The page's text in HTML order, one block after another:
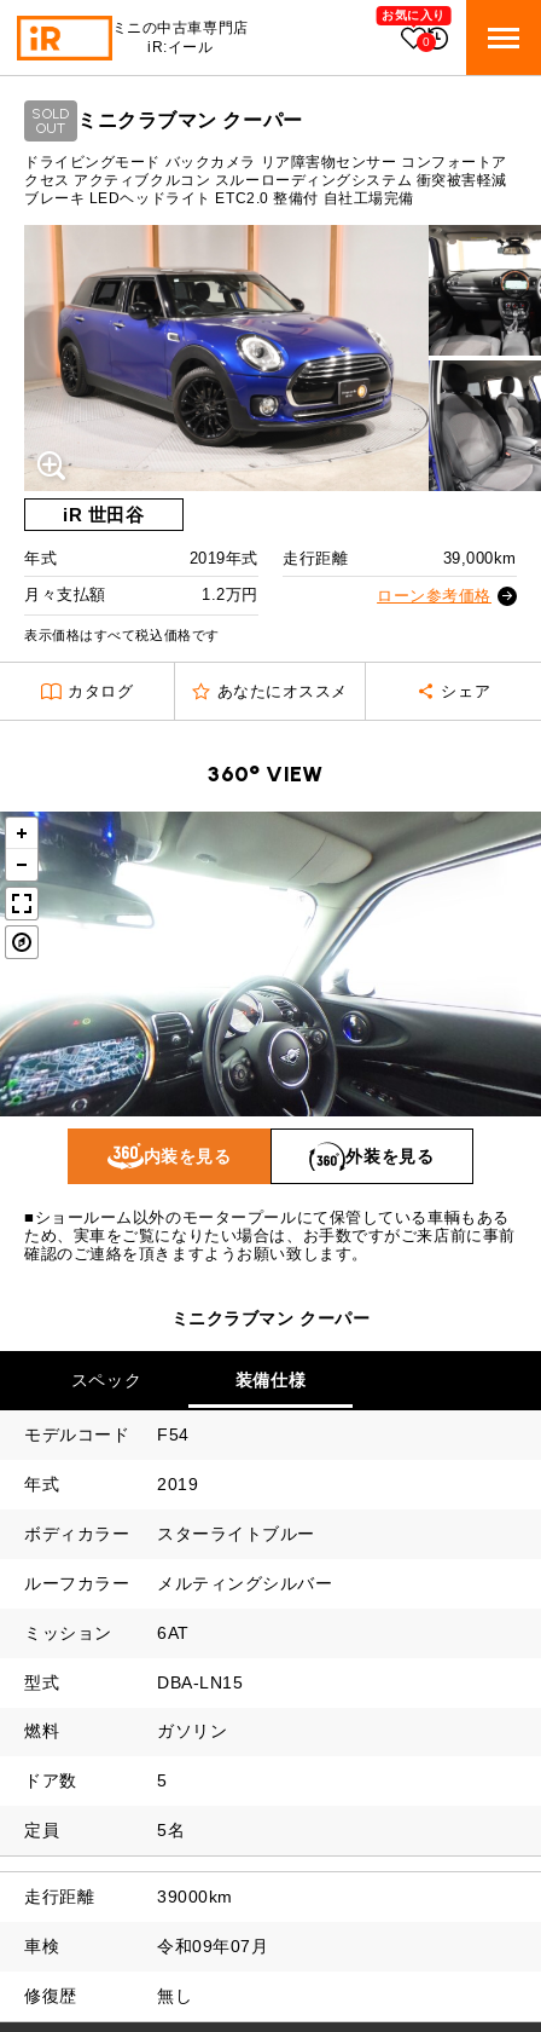
ミニの中古車専門店
iR:イール
お気に入り
0
BMW MINI BMWミニ 在庫検索
ROVER MINI ローバーミニ 在庫検索
TRADE 買取
TOP
iRの買取が他社よりも高い理由
必要書類
iRで愛車を売却されたお客様の声
BMWミニ買取査定依頼
ローバーミニ買取査定依頼
MAINTENANCE メンテナンス
TOP
BMWミニ メンテナンス
ローバーミニ メンテナンス
最近の修理実績
BLOG & MEDIA ブログ＆メディア
TOP
スタッフブログ
User's Voice 購入者様の声
Movie
MINI KNOWLEDGE ミニナレッジ
BMWミニナレッジ
ローバーミニナレッジ
ABOUT iR iRについて
会社概要
MAP
RECRUIT 採用情報
工場
お問い合わせ
BMW MINIサービス工場
iR TECH FACTORY
ROVER MINIサービス工場
iR MAKERS
TEL
MAP
買取
査定依頼
購入相談
営業時間
10:00～18:00
定休日
月曜日（祝日の場合は火曜日）
月々支払額
総支払額 247 万円
頭金 30 万円
支払回数 84 回
ボーナス支払回数/年 2 回
内訳
1回目
2回目以降 17,500 円
ボーナス月追加額 円
残価ローンの場合
総支払額 256.7 万円
頭金 30 万円
残価
支払回数
ボーナス支払回数/年
内訳
1回目 18,676 円
2回目以降 12,400
ボーナス月数 14 回
SOLD
OUT
ミニクラブマン クーパー
ドライビングモード バックカメラ リア障害物センサー コンフォートア
クセス アクティブクルコン スルーローディングシステム 衝突被害軽減
ブレーキ LEDヘッドライト ETC2.0 整備付 自社工場完備
iR 世田谷
年式 2019年式 走行距離
39,000km
月々支払額
1.2万円 ローン参考価格
表示価格はすべて税込価格です
カタログ あなたにオススメ シェア
360° VIEW
内装を見る 外装を見る
■ショールーム以外のモータープールにて保管している車輌もある
ため、実車をご覧になりたい場合は、お手数ですがご来店前に事前
確認のご連絡を頂きますようお願い致します。
ミニクラブマン クーパー
スペック 装備仕様
モデルコード F54
年式 2019
ボディカラー スターライトブルー
ルーフカラー メルティングシルバー
ミッション 6AT
型式 DBA-LN15
燃料 ガソリン
ドア数 5
定員 5名
走行距離 39000km
車検 令和09年07月
修復歴 無し